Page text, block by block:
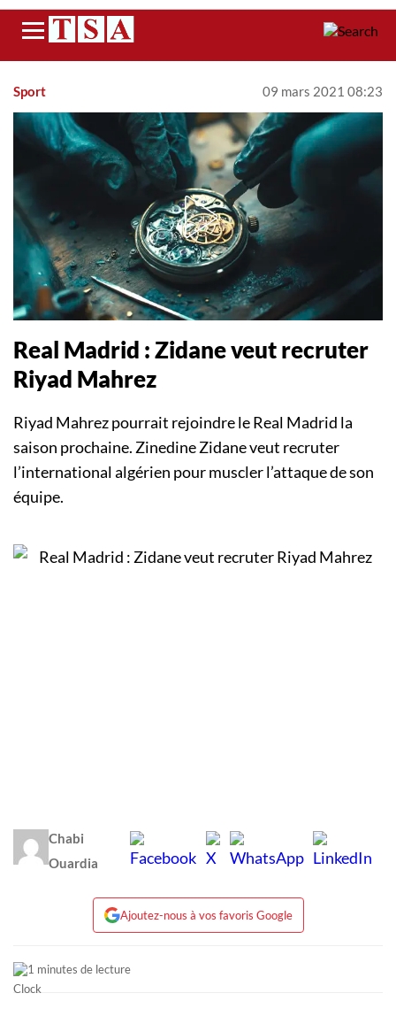
Menu
Sport 09 mars 2021 08:23
Real Madrid : Zidane veut recruter
Riyad Mahrez
Riyad Mahrez pourrait rejoindre le Real Madrid la
saison prochaine. Zinedine Zidane veut recruter
l’international algérien pour muscler l’attaque de son
équipe.
Chabi
Ouardia
Ajoutez-nous à vos favoris Google
1 minutes de lecture